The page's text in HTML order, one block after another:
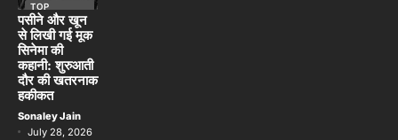
TOP
STORIES
पसीने और खून
से लिखी गई मूक
सिनेमा की
कहानी: शुरुआती
दौर की खतरनाक
हकीकत
Sonaley Jain
July 28, 2026